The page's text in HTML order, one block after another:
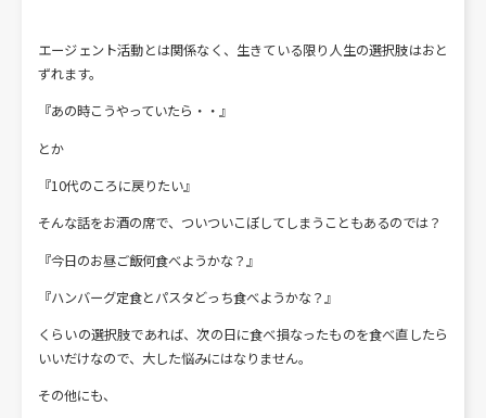
エージェント活動とは関係なく、生きている限り人生の選択肢はおと
ずれます。
『あの時こうやっていたら・・』
とか
『10代のころに戻りたい』
そんな話をお酒の席で、ついついこぼしてしまうこともあるのでは？
『今日のお昼ご飯何食べようかな？』
『ハンバーグ定食とパスタどっち食べようかな？』
くらいの選択肢であれば、次の日に食べ損なったものを食べ直したら
いいだけなので、大した悩みにはなりません。
その他にも、